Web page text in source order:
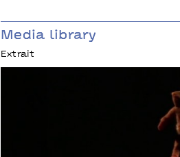
Media library
Extrait